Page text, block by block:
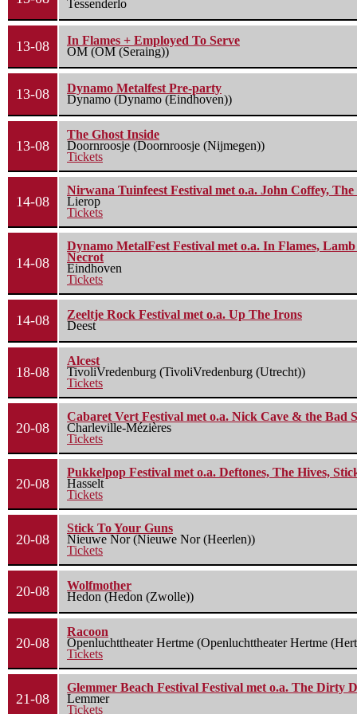
Tessenderlo
13-08
In Flames + Employed To Serve
OM (OM (Seraing))
13-08
Dynamo Metalfest Pre-party
Dynamo (Dynamo (Eindhoven))
13-08
The Ghost Inside
Doornroosje (Doornroosje (Nijmegen))
Tickets
14-08
Nirwana Tuinfeest Festival met o.a. John Coffey,
Lierop
Tickets
14-08
Dynamo MetalFest Festival met o.a. In Flames,
Necrot
Eindhoven
Tickets
14-08
Zeeltje Rock Festival met o.a. Up The Irons
Deest
18-08
Alcest
TivoliVredenburg (TivoliVredenburg (Utrecht))
Tickets
20-08
Cabaret Vert Festival met o.a. Nick Cave & the Bad
Charleville-Mézières
Tickets
20-08
Pukkelpop Festival met o.a. Deftones, The Hives,
Hasselt
Tickets
20-08
Stick To Your Guns
Nieuwe Nor (Nieuwe Nor (Heerlen))
Tickets
20-08
Wolfmother
Hedon (Hedon (Zwolle))
20-08
Racoon
Openluchttheater Hertme (Openluchttheater Hertme
Tickets
21-08
Glemmer Beach Festival Festival met o.a. The Dirty
Lemmer
Tickets